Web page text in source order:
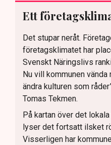
Ett
Det stupar neråt.
företagsklimatet har
Svenskt Näringslivs
Nu vill kommunen
ändra kulturen som
Tomas Tekmen.
På kartan över det
lyser det fortsatt ilsket
Visserligen har